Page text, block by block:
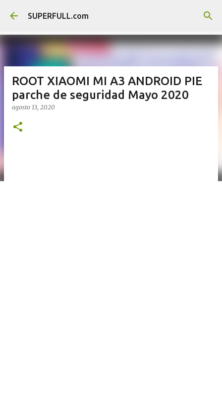
Ir al contenido principal
SUPERFULL.com
ROOT XIAOMI MI A3 ANDROID PIE
parche de seguridad Mayo 2020
agosto 13, 2020